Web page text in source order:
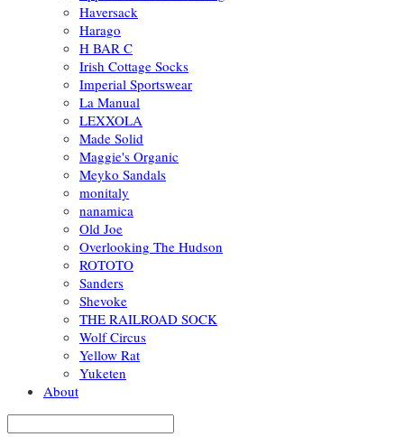
Haversack
Harago
H BAR C
Irish Cottage Socks
Imperial Sportswear
La Manual
LEXXOLA
Made Solid
Maggie's Organic
Meyko Sandals
monitaly
nanamica
Old Joe
Overlooking The Hudson
ROTOTO
Sanders
Shevoke
THE RAILROAD SOCK
Wolf Circus
Yellow Rat
Yuketen
About